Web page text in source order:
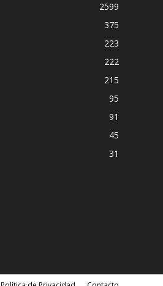
2599
375
223
222
215
95
91
45
31